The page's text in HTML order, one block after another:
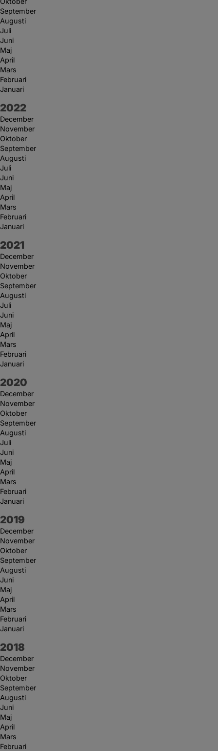
September
Augusti
Juli
Juni
Maj
April
Mars
Februari
Januari
År:
2022
December
November
Oktober
September
Augusti
Juli
Juni
Maj
April
Mars
Februari
Januari
År:
2021
December
November
Oktober
September
Augusti
Juli
Juni
Maj
April
Mars
Februari
Januari
År:
2020
December
November
Oktober
September
Augusti
Juli
Juni
Maj
April
Mars
Februari
Januari
År:
2019
December
November
Oktober
September
Augusti
Juni
Maj
April
Mars
Februari
Januari
År:
2018
December
November
Oktober
September
Augusti
Juni
Maj
April
Mars
Februari